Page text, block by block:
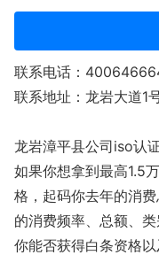
联系电话：
联系地址：龙岩大道1
龙岩漳平县公司iso认
如果你想拿到最高1.5
格，起码你去年的消
的消费频率、总额、
你能否获得白条资格